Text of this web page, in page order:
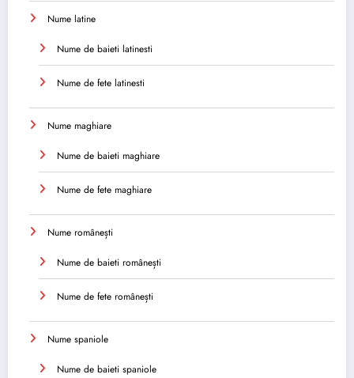
Nume latine
Nume de baieti latinesti
Nume de fete latinesti
Nume maghiare
Nume de baieti maghiare
Nume de fete maghiare
Nume românești
Nume de baieti românești
Nume de fete românești
Nume spaniole
Nume de baieti spaniole